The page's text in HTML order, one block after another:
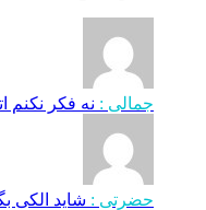
جمالی : نه فکر نکنم
حضرتی : شاید الکی